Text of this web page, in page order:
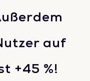
auf
+45 %!